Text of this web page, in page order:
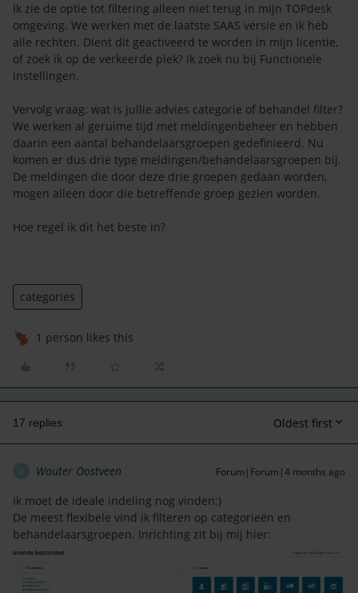
Ik zie de optie tot filtering alleen niet terug in mijn TOPdesk
omgeving. We werken met de laatste SAAS versie en ik heb
alle rechten. Dient dit geactiveerd te worden in mijn licentie,
of zoek ik op de verkeerde plek? Ik zoek nu bij Functionele
instellingen.
Vervolg vraag: wat is jullie advies categorie of behandel filter?
We werken al geruime tijd met meldingenbeheer en hebben
daarin een aantal behandelaarsgroepen gedefinieerd. Nu
komen er dus drie type meldingen/behandelaarsgroepen bij.
De meldingen die door deze drie groepen gedaan worden,
mogen alleen door die betreffende groep gezien worden.
Hoe regel ik dit het beste in?
categories
1 person likes this
17 replies Oldest first
Wouter Oostveen Forum|Forum|4 months ago
Ik moet de ideale indeling nog vinden:)
De meest flexibele vind ik filteren op categorieën en
behandelaarsgroepen. Inrichting zit bij mij hier: